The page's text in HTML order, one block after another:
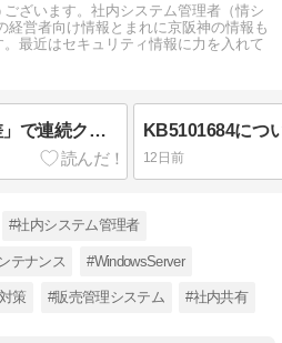
ざいます。社内システム管理者（情シ
経営者向け情報とまれに京阪神の情報も
最近はセキュリティ情報に力を入れて
RAID1のHDDが「1ヶ月差」で連続クラッシュ 2.5インチ15K高回転モデルの寿命がシビア KB5101684につ
12日前
#社内システム管理者
テナンス #WindowsServer
策 #販売管理システム #社内共有